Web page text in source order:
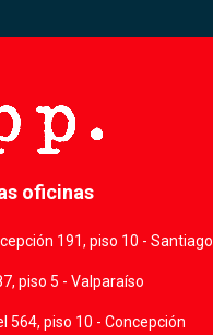
oficinas
191, piso 10 - Santiago
piso 5 - Valparaíso
564, piso 10 - Concepción